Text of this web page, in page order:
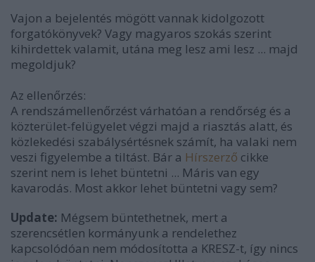
Vajon a bejelentés mögött vannak kidolgozott
forgatókönyvek? Vagy magyaros szokás szerint
kihirdettek valamit, utána meg lesz ami lesz ... majd
megoldjuk?
Az ellenőrzés:
A rendszámellenőrzést várhatóan a rendőrség és a
közterület-felügyelet végzi majd a riasztás alatt, és
közlekedési szabálysértésnek számít, ha valaki nem
veszi figyelembe a tiltást. Bár a Hírszerző cikke
szerint nem is lehet büntetni ... Máris van egy
kavarodás. Most akkor lehet büntetni vagy sem?
Update: Mégsem büntethetnek, mert a
szerencsétlen kormányunk a rendelethez
kapcsolódóan nem módosította a KRESZ-t, így nincs